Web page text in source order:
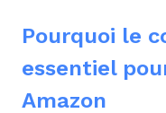
Pourquoi le
essentiel
Amazon